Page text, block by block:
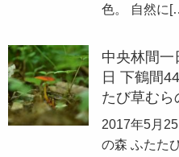
色。 自然に
中央林間一
日 下鶴間
たび草むら
2017年5月
の森 ふたた